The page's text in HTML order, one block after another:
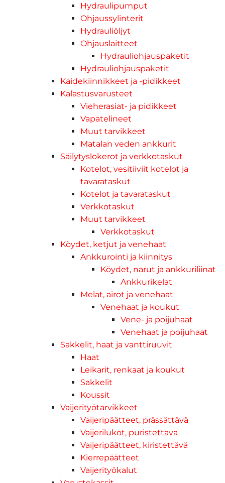
Hydraulipumput
Ohjaussylinterit
Hydrauliöljyt
Ohjauslaitteet
Hydrauliohjauspaketit
Hydrauliohjauspaketit
Kaidekiinnikkeet ja -pidikkeet
Kalastusvarusteet
Vieherasiat- ja pidikkeet
Vapatelineet
Muut tarvikkeet
Matalan veden ankkurit
Säilytyslokerot ja verkkotaskut
Kotelot, vesitiiviit kotelot ja
tavarataskut
Kotelot ja tavarataskut
Verkkotaskut
Muut tarvikkeet
Verkkotaskut
Köydet, ketjut ja venehaat
Ankkurointi ja kiinnitys
Köydet, narut ja ankkuriliinat
Ankkurikelat
Melat, airot ja venehaat
Venehaat ja koukut
Vene- ja poijuhaat
Venehaat ja poijuhaat
Sakkelit, haat ja vanttiruuvit
Haat
Leikarit, renkaat ja koukut
Sakkelit
Koussit
Vaijerityötarvikkeet
Vaijeripäätteet, prässättävä
Vaijerilukot, puristettava
Vaijeripäätteet, kiristettävä
Kierrepäätteet
Vaijerityökalut